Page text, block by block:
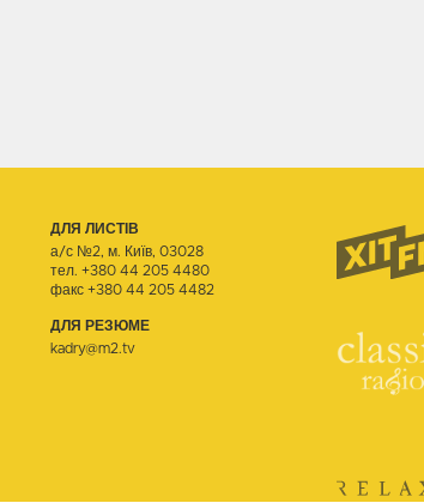
ДЛЯ ЛИСТІВ
а/с №2, м. Київ, 03028
тел. +380 44 205 4480
факс +380 44 205 4482
ДЛЯ РЕЗЮМЕ
kadry@m2.tv